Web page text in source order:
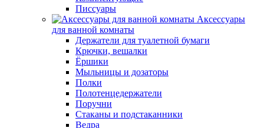
Писсуары
Аксессуары
для ванной комнаты
Держатели для туалетной бумаги
Крючки, вешалки
Ёршики
Мыльницы и дозаторы
Полки
Полотенцедержатели
Поручни
Стаканы и подстаканники
Ведра